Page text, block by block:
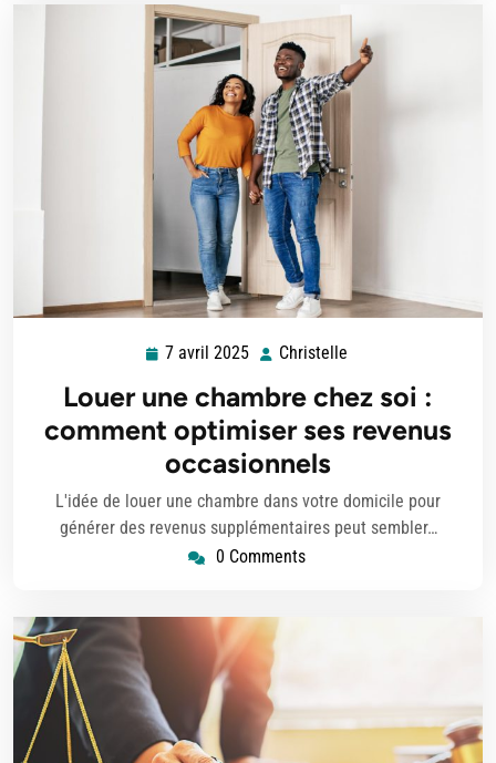
7 avril 2025
2025
Christelle
Louer une chambre chez soi :
comment optimiser ses revenus
occasionnels
L'idée de louer une chambre dans votre domicile pour
générer des revenus supplémentaires peut sembler…
0 Comments